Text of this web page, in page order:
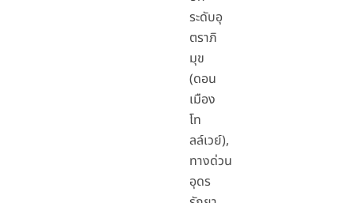
ระดับอุ
ตราภิ
มุข
(ดอน
เมือง
โท
ลล์เวย์),
ทางด่วน
อุดร